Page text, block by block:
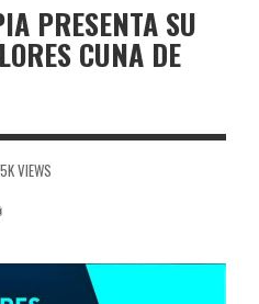
PRESENTA SU
CUNA DE
VIEWS